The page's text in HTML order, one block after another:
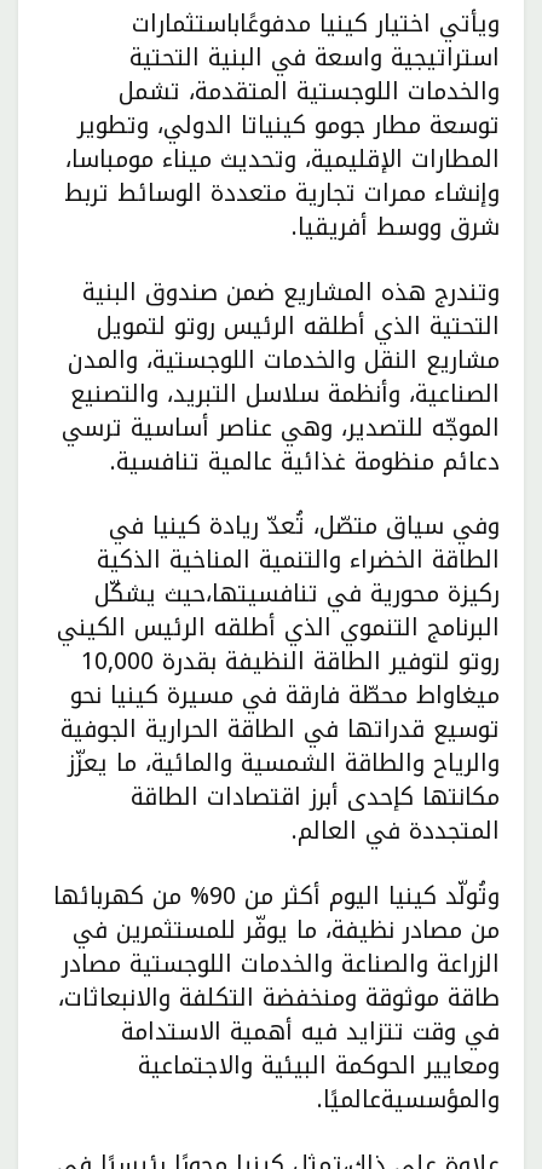
ويأتي اختيار كينيا مدفوعًاباستثمارات
استراتيجية واسعة في البنية التحتية
والخدمات اللوجستية المتقدمة، تشمل
توسعة مطار جومو كينياتا الدولي، وتطوير
المطارات الإقليمية، وتحديث ميناء مومباسا،
وإنشاء ممرات تجارية متعددة الوسائط تربط
شرق ووسط أفريقيا.
وتندرج هذه المشاريع ضمن صندوق البنية
التحتية الذي أطلقه الرئيس روتو لتمويل
مشاريع النقل والخدمات اللوجستية، والمدن
الصناعية، وأنظمة سلاسل التبريد، والتصنيع
الموجّه للتصدير، وهي عناصر أساسية ترسي
دعائم منظومة غذائية عالمية تنافسية.
وفي سياق متصّل، تُعدّ ريادة كينيا في
الطاقة الخضراء والتنمية المناخية الذكية
ركيزة محورية في تنافسيتها،حيث يشكّل
البرنامج التنموي الذي أطلقه الرئيس الكيني
روتو لتوفير الطاقة النظيفة بقدرة 10,000
ميغاواط محطّة فارقة في مسيرة كينيا نحو
توسيع قدراتها في الطاقة الحرارية الجوفية
والرياح والطاقة الشمسية والمائية، ما يعزّز
مكانتها كإحدى أبرز اقتصادات الطاقة
المتجددة في العالم.
وتُولّد كينيا اليوم أكثر من 90% من كهربائها
من مصادر نظيفة، ما يوفّر للمستثمرين في
الزراعة والصناعة والخدمات اللوجستية مصادر
طاقة موثوقة ومنخفضة التكلفة والانبعاثات،
في وقت تتزايد فيه أهمية الاستدامة
ومعايير الحوكمة البيئية والاجتماعية
والمؤسسيةعالميًا.